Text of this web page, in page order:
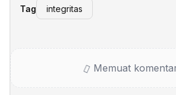
Tag integritas
Memuat